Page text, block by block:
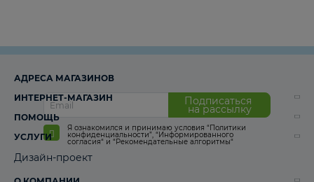
Подписаться
на рассылку
Я ознакомился и принимаю условия “Политики
конфиденциальности”, “Информированного
согласия“ и “Рекомендательные алгоритмы“
АДРЕСА МАГАЗИНОВ
ИНТЕРНЕТ-МАГАЗИН
ПОМОЩЬ
УСЛУГИ
Дизайн-проект